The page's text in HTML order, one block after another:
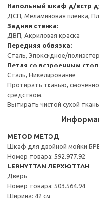
Напольный шкаф д/встр
ДСП, Меламиновая пленка,
Задняя стенка:
ДВП, Акриловая краска
Передняя обвязка:
Сталь, Эпоксидное/
Петля со встроенным
Сталь, Никелирование
Протирать тканью,
средством.
Вытирать чистой сухой
METOD МЕТОД
Шкаф для двойной мойки
Номер товара: 592.977.92
LERHYTTAN ЛЕРХЮТТАН
Дверь
Номер товара: 503.564.94
Ширина: 42 см